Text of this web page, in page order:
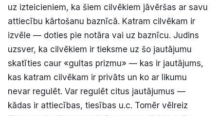
uz izteicieniem, ka šiem cilvēkiem jāvēršas ar savu
attiecību kārtošanu baznīcā. Katram cilvēkam ir
izvēle — doties pie notāra vai uz baznīcu. Judins
uzsver, ka cilvēkiem ir tieksme uz šo jautājumu
skatīties caur «gultas prizmu» — kas ir jautājums,
kas katram cilvēkam ir privāts un ko ar likumu
nevar regulēt. Var regulēt citus jautājumus —
kādas ir attiecības, tiesības u.c. Tomēr vēlreiz